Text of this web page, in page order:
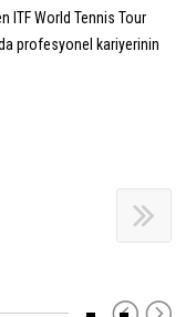
ITF World Tennis Tour
profesyonel kariyerinin